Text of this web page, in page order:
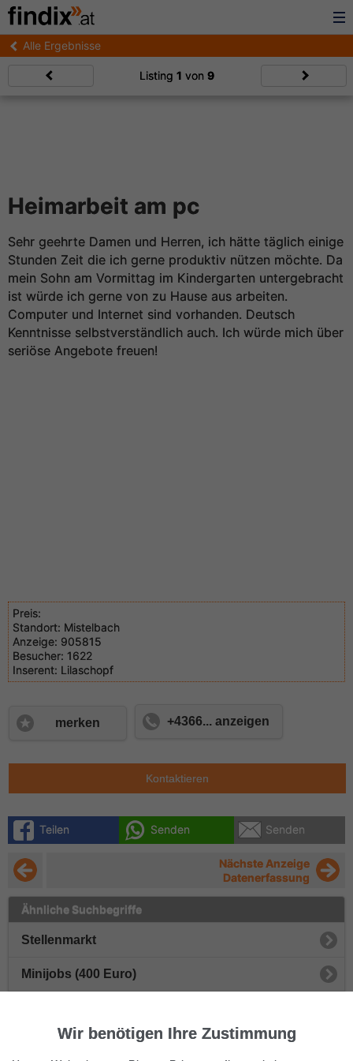
Alle Ergebnisse
Listing 1 von 9
Heimarbeit am pc
Sehr geehrte Damen und Herren, ich hätte täglich einige
Stunden Zeit die ich gerne produktiv nützen möchte. Da
mein Sohn am Vormittag im Kindergarten untergebracht
ist würde ich gerne von zu Hause aus arbeiten.
Computer und Internet sind vorhanden. Deutsch
Kenntnisse selbstverständlich auch. Ich würde mich über
seriöse Angebote freuen!
Preis:
Standort: Mistelbach
Anzeige: 905815
Besucher: 1622
Inserent: Lilaschopf
merken +4366... anzeigen
Kontaktieren
Teilen Senden Senden
Nächste Anzeige
Datenerfassung
Ähnliche Suchbegriffe
Stellenmarkt
Minijobs (400 Euro)
Raumpflege
Wir benötigen Ihre Zustimmung